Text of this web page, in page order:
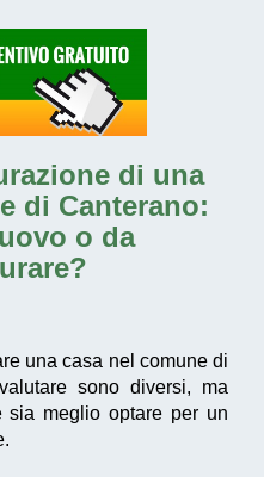
di una
di Canterano:
o da
una casa nel comune di
sono diversi, ma
sia meglio optare per un